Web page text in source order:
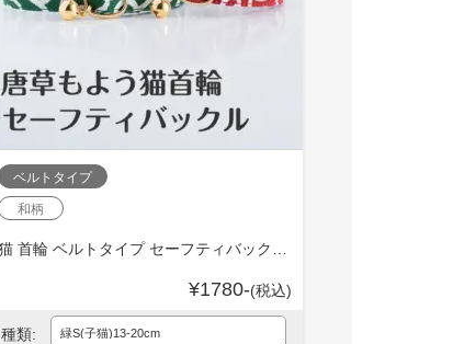
ベルトタイプ
和柄
¥1780-(税込)
種類: